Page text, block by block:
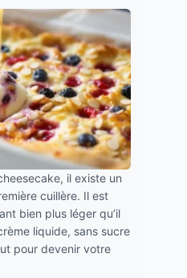
il existe un
cuillère. Il est
bien plus léger qu’il
liquide, sans sucre
pour devenir votre